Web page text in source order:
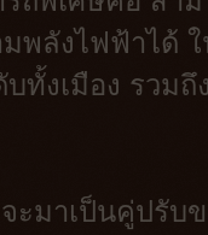
พลังไฟฟ้าได้ ใ
ทั้งเมือง รวม
ะมาเป็นคู่ปรั